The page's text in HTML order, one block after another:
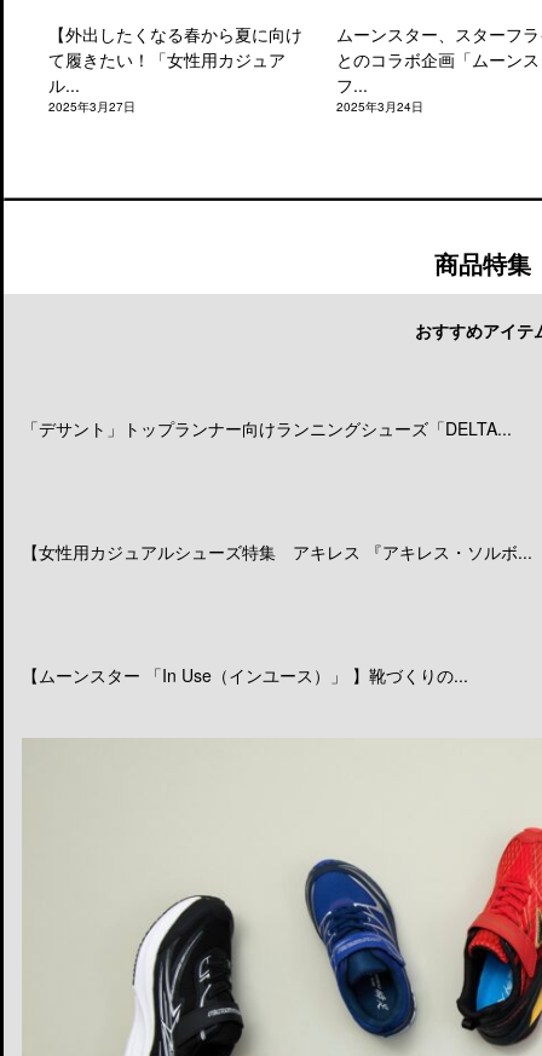
【外出したくなる春から夏に向け
て履きたい！「女性用カジュア
ル...
2025年3月27日
ムーンスター、スターフ
とのコラボ企画「ムーン
フ...
2025年3月24日
商品特集
おすすめアイテ
「デサント」トップランナー向けランニングシューズ「DELTA...
【女性用カジュアルシューズ特集 アキレス 『アキレス・ソルボ...
【ムーンスター 「In Use（インユース）」 】靴づくりの...